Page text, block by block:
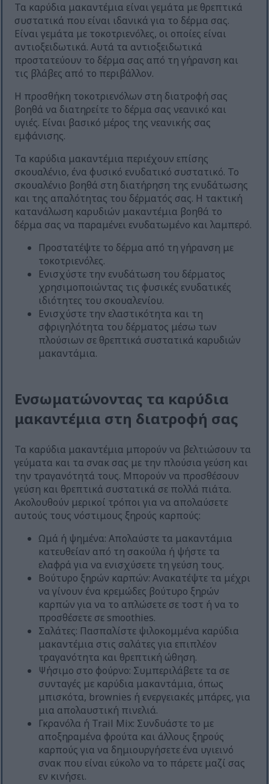
Τα καρύδια μακαντέμια είναι γεμάτα με θρεπτικά
συστατικά που είναι ιδανικά για το δέρμα σας.
Είναι γεμάτα με τοκοτριενόλες, οι οποίες είναι
αντιοξειδωτικά. Αυτά τα αντιοξειδωτικά
προστατεύουν το δέρμα σας από τη γήρανση και
τις βλάβες από το περιβάλλον.
Η προσθήκη τοκοτριενόλων στη διατροφή σας
βοηθά να διατηρείτε το δέρμα σας νεανικό και
υγιές. Είναι βασικό μέρος της νεανικής σας
εμφάνισης.
Τα καρύδια μακαντέμια περιέχουν επίσης
σκουαλένιο, ένα φυσικό ενυδατικό συστατικό. Το
σκουαλένιο βοηθά στη διατήρηση της ενυδάτωσης
και της απαλότητας του δέρματός σας. Η τακτική
κατανάλωση καρυδιών μακαντέμια βοηθά το
δέρμα σας να παραμένει ενυδατωμένο και λαμπερό.
Προστατέψτε το δέρμα από τη γήρανση με
τοκοτριενόλες.
Ενισχύστε την ενυδάτωση του δέρματος
χρησιμοποιώντας τις φυσικές ενυδατικές
ιδιότητες του σκουαλενίου.
Ενισχύστε την ελαστικότητα και τη
σφριγηλότητα του δέρματος μέσω των
πλούσιων σε θρεπτικά συστατικά καρυδιών
μακαντάμια.
Ενσωματώνοντας τα καρύδια
μακαντέμια στη διατροφή σας
Τα καρύδια μακαντέμια μπορούν να βελτιώσουν τα
γεύματα και τα σνακ σας με την πλούσια γεύση και
την τραγανότητά τους. Μπορούν να προσθέσουν
γεύση και θρεπτικά συστατικά σε πολλά πιάτα.
Ακολουθούν μερικοί τρόποι για να απολαύσετε
αυτούς τους νόστιμους ξηρούς καρπούς:
Ωμά ή ψημένα: Απολαύστε τα μακαντάμια
κατευθείαν από τη σακούλα ή ψήστε τα
ελαφρά για να ενισχύσετε τη γεύση τους.
Βούτυρο ξηρών καρπών: Ανακατέψτε τα μέχρι
να γίνουν ένα κρεμώδες βούτυρο ξηρών
καρπών για να το απλώσετε σε τοστ ή να το
προσθέσετε σε smoothies.
Σαλάτες: Πασπαλίστε ψιλοκομμένα καρύδια
μακαντέμια στις σαλάτες για επιπλέον
τραγανότητα και θρεπτική ώθηση.
Ψήσιμο στο φούρνο: Συμπεριλάβετε τα σε
συνταγές με καρύδια μακαντάμια, όπως
μπισκότα, brownies ή ενεργειακές μπάρες, για
μια απολαυστική πινελιά.
Γκρανόλα ή Trail Mix: Συνδυάστε το με
αποξηραμένα φρούτα και άλλους ξηρούς
καρπούς για να δημιουργήσετε ένα υγιεινό
σνακ που είναι εύκολο να το πάρετε μαζί σας
εν κινήσει.